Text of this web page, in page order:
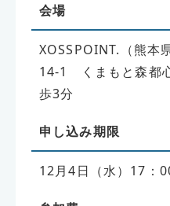
会場
XOSSPOINT.（熊本
14-1 くまもと森都
歩3分
申し込み期限
12月4日（水）17：